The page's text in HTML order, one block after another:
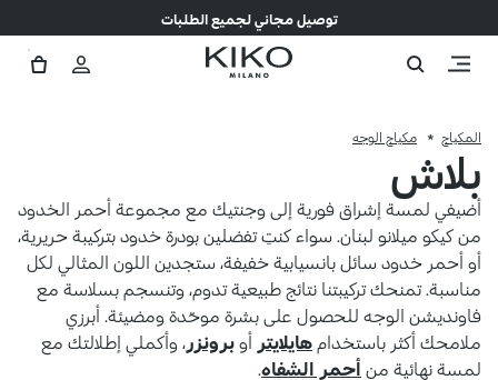
توصيل مجاني لجميع الطلبات
المكياج مكياج الوجه
بلاش
أضيفي لمسة إشراق فورية إلى وجنتيك مع مجموعة أحمر الخدود
من كيكو ميلانو لبنان. سواء كنتِ تفضلين بودرة خدود بتركيبة حريرية،
أو أحمر خدود سائل بانسيابية خفيفة، ستجدين اللون المثالي لكل
مناسبة. تمنحك تركيبتنا نتائج طبيعية تدوم، وتنسجم بسلاسة مع
فاونديشن الوجه للحصول على بشرة موحّدة ومضيئة. أبرزي
ملامحك أكثر باستخدام هايلايتر أو برونزر ، وأكملي إطلالتك مع
لمسة نهائية من أحمر الشفاه.